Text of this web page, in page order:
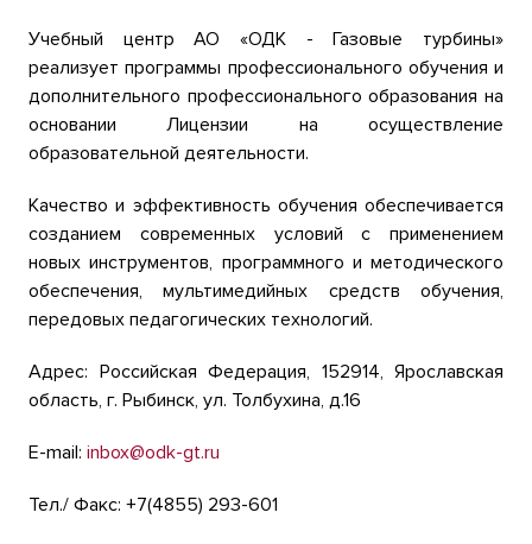
Учебный центр АО «ОДК - Газовые турбины»
реализует программы профессионального обучения и
дополнительного профессионального образования на
основании Лицензии на осуществление
образовательной деятельности.
Качество и эффективность обучения обеспечивается
созданием современных условий с применением
новых инструментов, программного и методического
обеспечения, мультимедийных средств обучения,
передовых педагогических технологий.
Адрес: Российская Федерация, 152914, Ярославская
область, г. Рыбинск, ул. Толбухина, д.16
E-mail: inbox@odk-gt.ru
Тел./ Факс: +7(4855) 293-601